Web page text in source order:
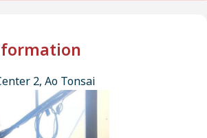
2, Ao Tonsai